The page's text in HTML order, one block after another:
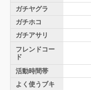
ガチヤグラ
ガチホコ
ガチアサリ
フレンドコー
ド
活動時間帯
よく使うブキ